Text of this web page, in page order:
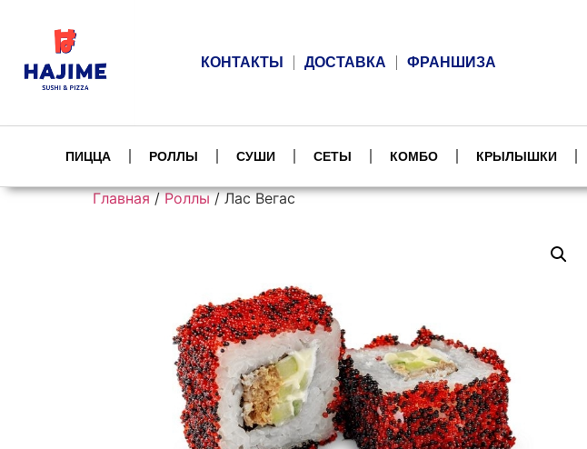
КОНТАКТЫ ДОСТАВКА ФРАНШИЗА
ПИЦЦА РОЛЛЫ СУШИ СЕТЫ КОМБО КРЫЛЫШКИ
Главная/Роллы/ Лас Вегас